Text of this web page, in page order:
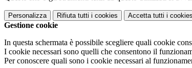
Personalizza Rifiuta tutti i cookies Accetta tutti i cookies
Gestione cookie
In questa schermata è possibile scegliere quali cookie
I cookie necessari sono quelli che consentono il
Per conoscere quali sono i cookie necessari al